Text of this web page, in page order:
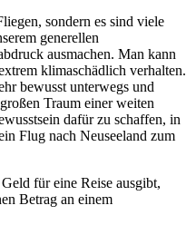
sondern es sind viele
generellen
ausmachen. Man kann
klimaschädlich verhalten.
bewusst unterwegs und
Traum einer weiten
dafür zu schaffen, in
Flug nach Neuseeland zum
für eine Reise ausgibt,
Betrag an einem